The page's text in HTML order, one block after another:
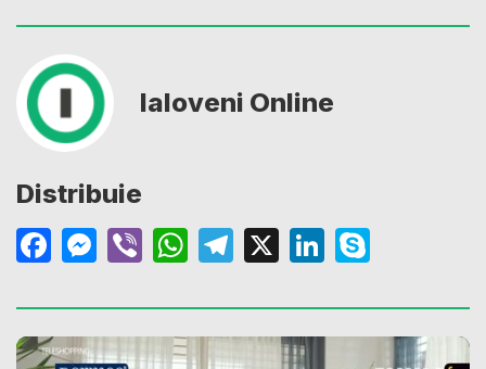
Ialoveni Online
Distribuie
Facebook
Messenger
ViberWhatsApp
Telegram
X LinkedIn